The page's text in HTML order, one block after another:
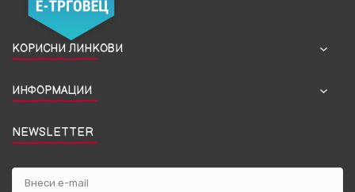
КОРИСНИ ЛИНКОВИ
ИНФОРМАЦИИ
NEWSLETTER